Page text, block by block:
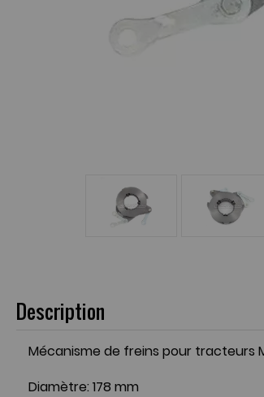
Description
Mécanisme de freins pour tracteurs
Diamètre: 178 mm